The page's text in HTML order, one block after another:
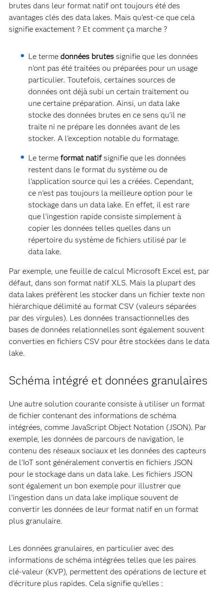
brutes dans leur format natif ont toujours été des
avantages clés des data lakes. Mais qu'est-ce que cela
signifie exactement ? Et comment ça marche ?
Le termedonnées brutes signifie que les données
n'ont pas été traitées ou préparées pour un usage
particulier. Toutefois, certaines sources de
données ont déjà subi un certain traitement ou
une certaine préparation. Ainsi, un data lake
stocke des données brutes en ce sens qu'il ne
traite ni ne prépare les données avant de les
stocker. A l'exception notable du formatage.
Le termeformat natifsignifie que les données
restent dans le format du système ou de
l'application source qui les a créées. Cependant,
ce n'est pas toujours la meilleure option pour le
stockage dans un data lake. En effet, il est rare
que l'ingestion rapide consiste simplement à
copier les données telles quelles dans un
répertoire du système de fichiers utilisé par le
data lake.
Par exemple, une feuille de calcul Microsoft Excel est, par
défaut, dans son format natif XLS. Mais la plupart des
data lakes préfèrent les stocker dans un fichier texte non
hiérarchique délimité au format CSV (valeurs séparées
par des virgules). Les données transactionnelles des
bases de données relationnelles sont également souvent
converties en fichiers CSV pour être stockées dans le data
lake.
Schéma intégré et données granulaires
Une autre solution courante consiste à utiliser un format
de fichier contenant des informations de schéma
intégrées, comme JavaScript Object Notation (JSON). Par
exemple, les données de parcours de navigation, le
contenu des réseaux sociaux et les données des capteurs
de l'IoT sont généralement convertis en fichiers JSON
pour le stockage dans un data lake. Les fichiers JSON
sont également un bon exemple pour illustrer que
l'ingestion dans un data lake implique souvent de
convertir les données de leur format natif en un format
plus granulaire.
Les données granulaires, en particulier avec des
informations de schéma intégrées telles que les paires
clé-valeur (KVP), permettent des opérations de lecture et
d'écriture plus rapides. Cela signifie qu'elles :